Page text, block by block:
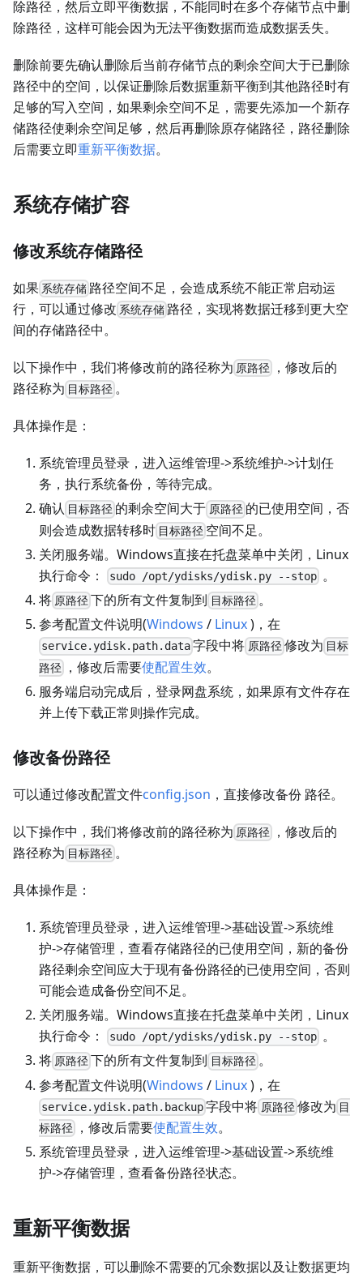
除路径，然后立即平衡数据，不能同时在多个存储节点中删
除路径，这样可能会因为无法平衡数据而造成数据丢失。
删除前要先确认删除后当前存储节点的剩余空间大于已删除
路径中的空间，以保证删除后数据重新平衡到其他路径时有
足够的写入空间，如果剩余空间不足，需要先添加一个新存
储路径使剩余空间足够，然后再删除原存储路径，路径删除
后需要立即重新平衡数据。
系统存储扩容
修改系统存储路径
如果 系统存储 路径空间不足，会造成系统不能正常启动运
行，可以通过修改 系统存储 路径，实现将数据迁移到更大空
间的存储路径中。
以下操作中，我们将修改前的路径称为 原路径
，修改后的
路径称为 目标路径 。
具体操作是：
系统管理员登录，进入运维管理->系统维护->计划任
务，执行系统备份，等待完成。
确认 目标路径 的剩余空间大于 原路径的已使用空间，否
则会造成数据转移时 目标路径 空间不足。
关闭服务端。Windows直接在托盘菜单中关闭，Linux
执行命令：
sudo /opt/ydisks/ydisk.py --stop 。
将 原路径 下的所有文件复制到 目标路径。
参考配置文件说明(Windows / Linux)，在
service.ydisk.path.data 字段中将 原路径修改为 目标
路径
，修改后需要使配置生效。
服务端启动完成后，登录网盘系统，如果原有文件存在
并上传下载正常则操作完成。
修改备份路径
可以通过修改配置文件config.json ，直接修改备份 路径。
以下操作中，我们将修改前的路径称为 原路径
，修改后的
路径称为 目标路径 。
具体操作是：
系统管理员登录，进入运维管理->基础设置->系统维
护->存储管理，查看存储路径的已使用空间，新的备份
路径剩余空间应大于现有备份路径的已使用空间，否则
可能会造成备份空间不足。
关闭服务端。Windows直接在托盘菜单中关闭，Linux
执行命令：
sudo /opt/ydisks/ydisk.py --stop 。
将 原路径 下的所有文件复制到 目标路径。
参考配置文件说明(Windows / Linux)，在
service.ydisk.path.backup 字段中将 原路径 修改为 目
标路径
，修改后需要使配置生效。
系统管理员登录，进入运维管理->基础设置->系统维
护->存储管理，查看备份路径状态。
重新平衡数据
重新平衡数据，可以删除不需要的冗余数据以及让数据更均